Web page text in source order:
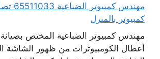
مهندس
كمبيوتر بالمنزل
مهندس كمبيوتر الضباعية المختص
أعطال الكومبيوترات من ظهور الشاشة